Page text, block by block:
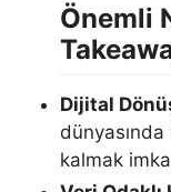
Önemli
Dijital
kalmak